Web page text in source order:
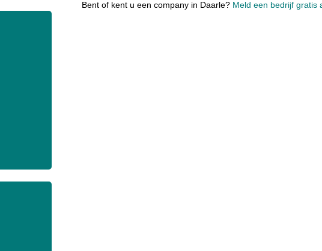
Bent of kent u een company in Daarle? Meld een bedrijf gratis